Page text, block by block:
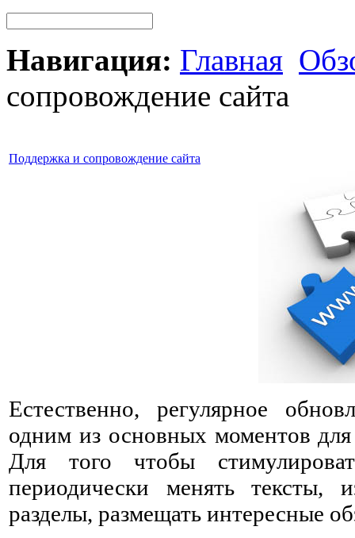
Навигация: Главная
сопровождение сайта
Поддержка и сопровождение сайта
Естественно, регулярное
одним из основных моментов
Для того чтобы
периодически менять тексты,
разделы, размещать интересные